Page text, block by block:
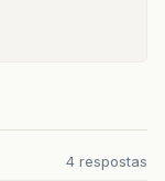
4 respostas